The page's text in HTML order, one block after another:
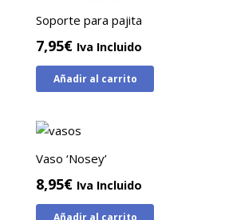
Soporte para pajita
7,95€ Iva Incluido
Añadir al carrito
Vaso ‘Nosey’
8,95€ Iva Incluido
Añadir al carrito